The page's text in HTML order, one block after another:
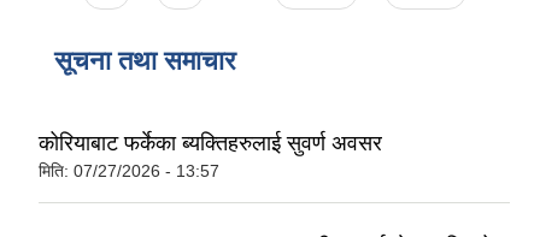
सूचना तथा समाचार
कोरियाबाट फर्केका ब्यक्तिहरुलाई सुवर्ण अवसर
मिति: 07/27/2026 - 13:57